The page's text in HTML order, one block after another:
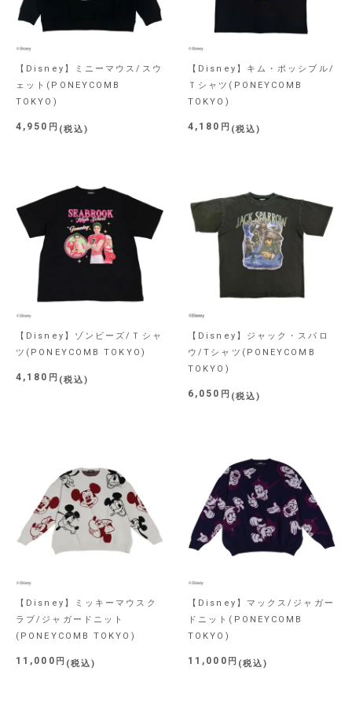
【Disney】ミニーマウス/スウ
ェット(PONEYCOMB
TOKYO)
4,950 税込
【Disney】キム・ポッシブル/
Ｔシャツ(PONEYCOMB
TOKYO)
4,180 税込
【Disney】ゾンビーズ/Ｔシャ
ツ(PONEYCOMB TOKYO)
4,180 税込
【Disney】ジャック・スパロ
ウ/Tシャツ(PONEYCOMB
TOKYO)
6,050 税込
【Disney】ミッキーマウスク
ラブ/ジャガードニット
(PONEYCOMB TOKYO)
11,000 税込
【Disney】マックス/ジャガー
ドニット(PONEYCOMB
TOKYO)
11,000 税込